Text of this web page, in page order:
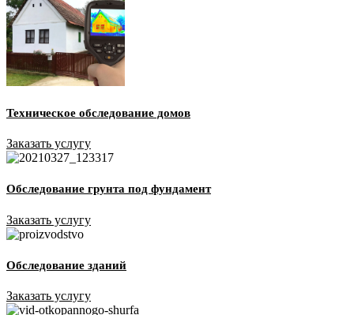
Техническое обследование домов
Заказать услугу
Обследование грунта под фундамент
Заказать услугу
Обследование зданий
Заказать услугу